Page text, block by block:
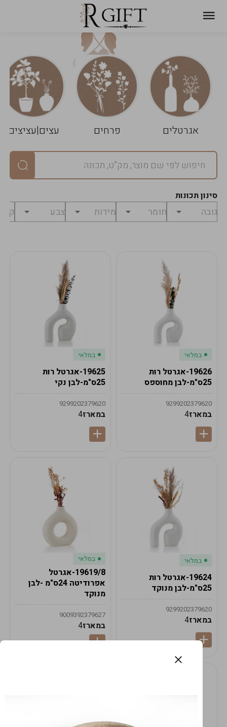
אגרטלים פרחים עצים|עציצים
סינון תכונות
במלאי
19626-אגרטל רות
25ס"מ-לבן מחוספס
9299202379620
במארז4
במלאי
19625-אגרטל רות
25ס"מ-לבן נקי
9299202379620
במארז4
במלאי
19624-אגרטל רות
25ס"מ-לבן מנוקד
9299202379620
במארז4
במלאי
19619/8-אגרטל
אפרודיטה 24ס"מ -לבן
מנוקד
9009392379627
במארז4
עגלת
שלך
ניקוי
הסל
במארז
מחיר
לפני
₪0
לתשלום